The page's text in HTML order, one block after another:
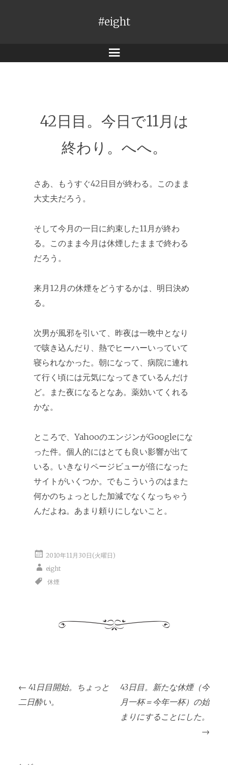
#eight
メ
42日目。今日で11月は
終わり。へへ。
さあ、もうすぐ42日目が終わる。このまま
大丈夫だろう。
そして今月の一日に約束した11月が終わ
る。このまま今月は休煙したままで終わる
だろう。
来月12月の休煙をどうするかは、明日決め
る。
次男が風邪を引いて、昨夜は一晩中となり
で咳き込んだり、熱でヒーハーいっていて
寝られなかった。朝になって、病院に連れ
て行く頃には元気になってきているんだけ
ど。また夜になるとなあ。薬効いてくれる
かな。
ところで、YahooのエンジンがGoogleにな
った件。個人的にはとても良い影響が出て
いる。いきなりページビューが倍になった
サイトがいくつか。でもこういうのはまた
何かのちょっとした加減でなくなっちゃう
んだよね。あまり頼りにしないこと。
2010年11月30日(火曜日)
eight
休煙
投
稿
ナ
← 41日目開始。ちょっと
二日酔い。
43日目。新たな休煙（今
月一杯＝今年一杯）の始
まりにすることにした。
→